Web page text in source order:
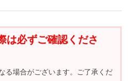
は必ずご確認くださ
る場合がございます。ご了承くだ